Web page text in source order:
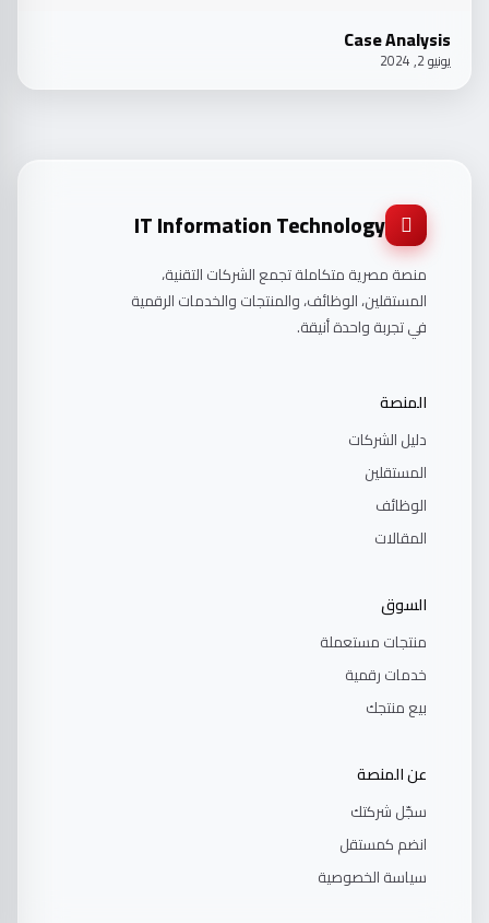
Case Analysis
يونيو 2, 2024
IT Information Technology
منصة مصرية متكاملة تجمع الشركات التقنية،
المستقلين، الوظائف، والمنتجات والخدمات الرقمية
في تجربة واحدة أنيقة.
المنصة
دليل الشركات
المستقلين
الوظائف
المقالات
السوق
منتجات مستعملة
خدمات رقمية
بيع منتجك
عن المنصة
سجّل شركتك
انضم كمستقل
سياسة الخصوصية